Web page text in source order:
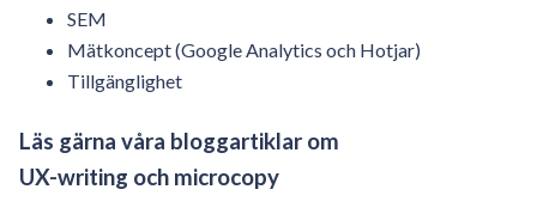
SEM
Mätkoncept (Google Analytics och Hotjar)
Tillgänglighet
Läs gärna våra bloggartiklar om
UX-writing och microcopy